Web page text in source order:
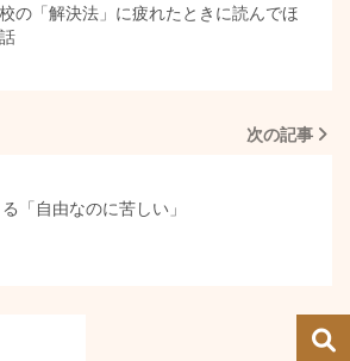
の「解決法」に疲れたときに読んでほ
次の記事
「自由なのに苦しい」